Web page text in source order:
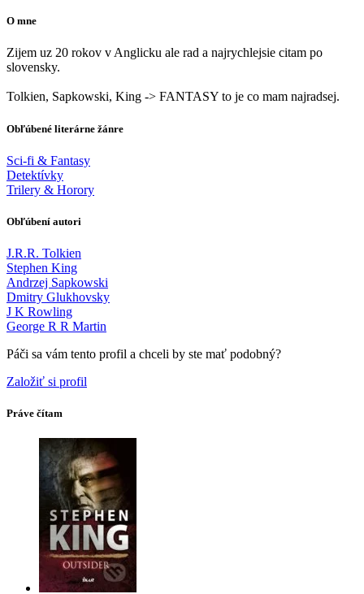
O mne
Zijem uz 20 rokov v Anglicku ale rad a najrychlejsie citam po
slovensky.
Tolkien, Sapkowski, King -> FANTASY to je co mam najradsej.
Obľúbené literárne žánre
Sci-fi & Fantasy
Detektívky
Trilery & Horory
Obľúbení autori
J.R.R. Tolkien
Stephen King
Andrzej Sapkowski
Dmitry Glukhovsky
J K Rowling
George R R Martin
Páči sa vám tento profil a chceli by ste mať podobný?
Založiť si profil
Práve čítam